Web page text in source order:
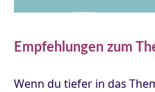
Empfehlungen zum
Wenn du tiefer in das